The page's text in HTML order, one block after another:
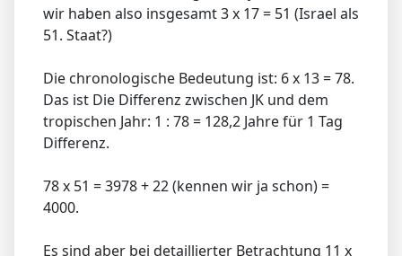
wir haben also insgesamt 3 x 17 = 51 (Israel als
51. Staat?)
Die chronologische Bedeutung ist: 6 x 13 = 78.
Das ist Die Differenz zwischen JK und dem
tropischen Jahr: 1 : 78 = 128,2 Jahre für 1 Tag
Differenz.
78 x 51 = 3978 + 22 (kennen wir ja schon) =
4000.
Es sind aber bei detaillierter Betrachtung 11 x